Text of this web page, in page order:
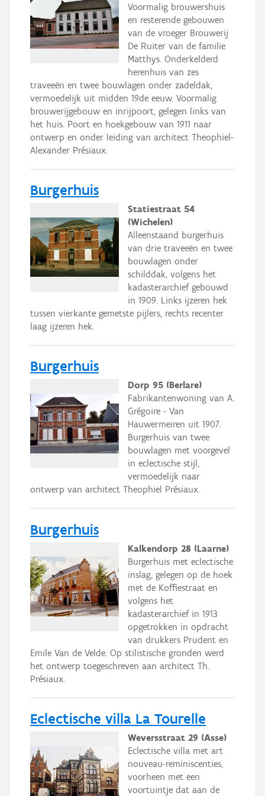
Voormalig brouwershuis
en resterende gebouwen
van de vroeger Brouwerij
De Ruiter van de familie
Matthys. Onderkelderd
herenhuis van zes
traveeën en twee bouwlagen onder zadeldak,
vermoedelijk uit midden 19de eeuw. Voormalig
brouwerijgebouw en inrijpoort, gelegen links van
het huis. Poort en hoekgebouw van 1911 naar
ontwerp en onder leiding van architect Theophiel-
Alexander Présiaux.
Burgerhuis
Statiestraat 54
(Wichelen)
Alleenstaand burgerhuis
van drie traveeën en twee
bouwlagen onder
schilddak, volgens het
kadasterarchief gebouwd
in 1909. Links ijzeren hek
tussen vierkante gemetste pijlers, rechts recenter
laag ijzeren hek.
Burgerhuis
Dorp 95 (Berlare)
Fabrikantenwoning van A.
Grégoire - Van
Hauwermeiren uit 1907.
Burgerhuis van twee
bouwlagen met voorgevel
in eclectische stijl,
vermoedelijk naar
ontwerp van architect Theophiel Présiaux.
Burgerhuis
Kalkendorp 28 (Laarne)
Burgerhuis met eclectische
inslag, gelegen op de hoek
met de Koffiestraat en
volgens het
kadasterarchief in 1913
opgetrokken in opdracht
van drukkers Prudent en
Emile Van de Velde. Op stilistische gronden werd
het ontwerp toegeschreven aan architect Th.
Présiaux.
Eclectische villa La Tourelle
Weversstraat 29 (Asse)
Eclectische villa met art
nouveau-reminiscenties,
voorheen met een
voortuintje dat aan de